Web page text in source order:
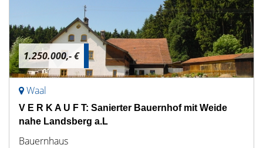
1.250.000,- €
Waal
V E R K A U F T: Sanierter Bauernhof mit Weide
nahe Landsberg a.L
Bauernhaus